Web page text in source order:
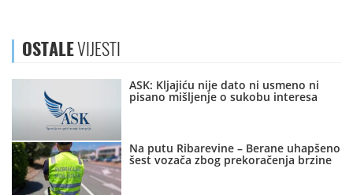
OSTALEVIJESTI
ASK: Kljajiću nije dato ni usmeno ni
pisano mišljenje o sukobu interesa
Na putu Ribarevine – Berane uhapšeno
šest vozača zbog prekoračenja brzine